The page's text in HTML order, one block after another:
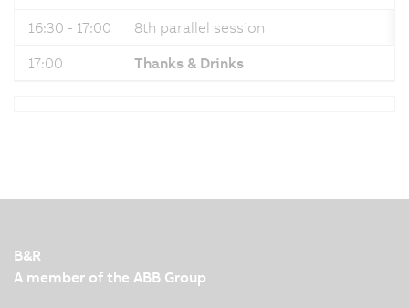
16:30 - 17:00
8th parallel session
17:00
Thanks & Drinks
B&R
A member of the ABB Group